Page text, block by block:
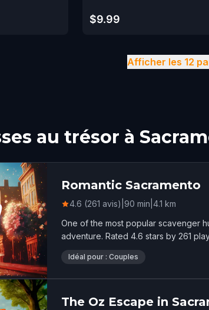
$9.99
Afficher les 12
au trésor à
Romantic Sacramento
4.6 (261 avis) 90 min 4.1 km
One of the most popular scavenger
adventure. Rated 4.6 stars by 261
Idéal pour : Couples
The Oz Escape in